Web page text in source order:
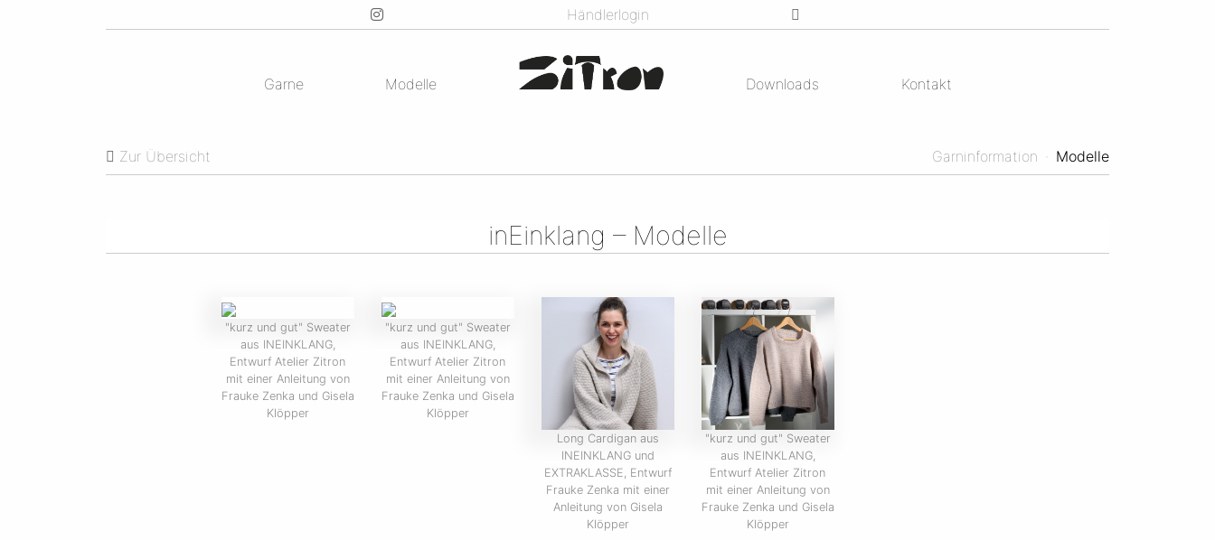
Händlerlogin
Garne Modelle Downloads Kontakt
Zur Übersicht Garninformation · Modelle
inEinklang – Modelle
"kurz und gut" Sweater
aus INEINKLANG,
Entwurf Atelier Zitron
mit einer Anleitung von
Frauke Zenka und Gisela
Klöpper
"kurz und gut" Sweater
aus INEINKLANG,
Entwurf Atelier Zitron
mit einer Anleitung von
Frauke Zenka und Gisela
Klöpper
Long Cardigan aus
INEINKLANG und
EXTRAKLASSE, Entwurf
Frauke Zenka mit einer
Anleitung von Gisela
Klöpper
"kurz und gut" Sweater
aus INEINKLANG,
Entwurf Atelier Zitron
mit einer Anleitung von
Frauke Zenka und Gisela
Klöpper